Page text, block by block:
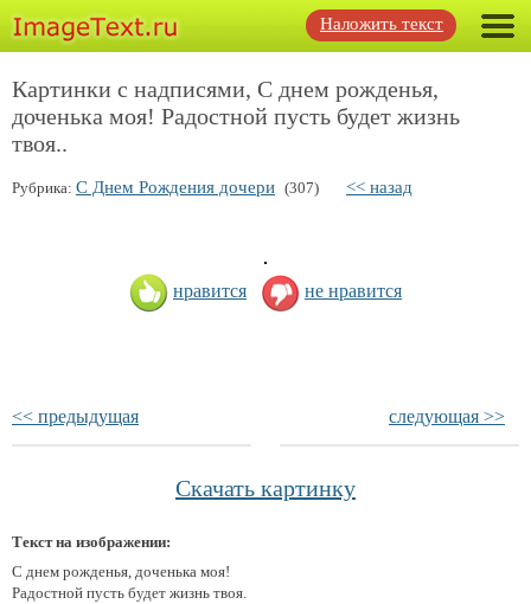
Наложить текст
Картинки с надписями, С днем рожденья,
доченька моя! Радостной пусть будет жизнь
твоя..
Рубрика: С Днем Рождения дочери (307) << назад
нравится не нравится
<< предыдущая следующая >>
Скачать картинку
Текст на изображении:
С днем рожденья, доченька моя!
Радостной пусть будет жизнь твоя.